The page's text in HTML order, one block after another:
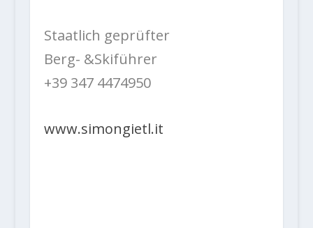
Staatlich geprüfter
Berg- &Skiführer
+39 347 4474950
www.simongietl.it